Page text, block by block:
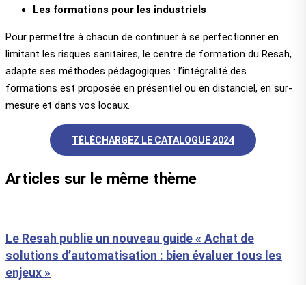
Les formations pour les industriels
Pour permettre à chacun de continuer à se perfectionner en
limitant les risques sanitaires, le centre de formation du Resah,
adapte ses méthodes pédagogiques : l’intégralité des
formations est proposée en présentiel ou en distanciel, en sur-
mesure et dans vos locaux.
TÉLÉCHARGEZ LE CATALOGUE 2024
Articles sur le même thème
Le Resah publie un nouveau guide « Achat de
solutions d’automatisation : bien évaluer tous les
enjeux »